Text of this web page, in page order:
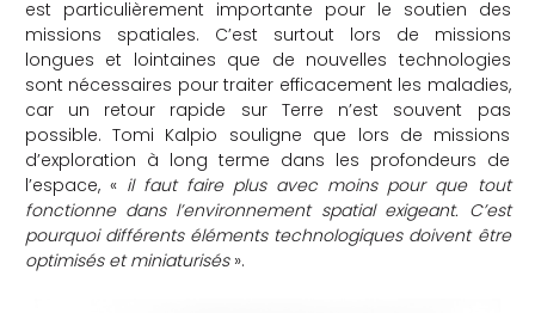
est particulièrement importante pour le soutien des
missions spatiales. C’est surtout lors de missions
longues et lointaines que de nouvelles technologies
sont nécessaires pour traiter efficacement les maladies,
car un retour rapide sur Terre n’est souvent pas
possible. Tomi Kalpio souligne que lors de missions
d’exploration à long terme dans les profondeurs de
l’espace, « il faut faire plus avec moins pour que tout
fonctionne dans l’environnement spatial exigeant. C’est
pourquoi différents éléments technologiques doivent être
optimisés et miniaturisés».